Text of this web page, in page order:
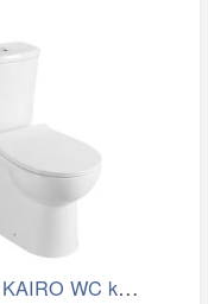
SAPHO - KAIRO WC kombi, zadní odpad,…